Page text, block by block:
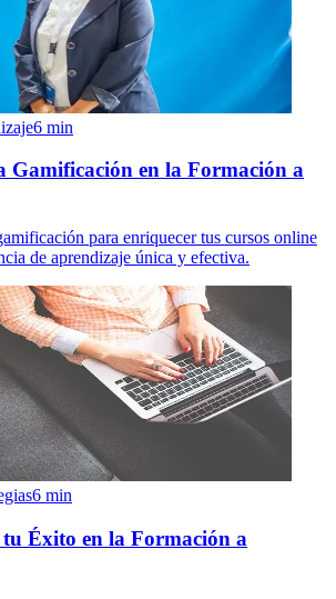
6 min
Gamificación en la Formación a
para enriquecer tus cursos online
de aprendizaje única y efectiva.
6 min
Éxito en la Formación a